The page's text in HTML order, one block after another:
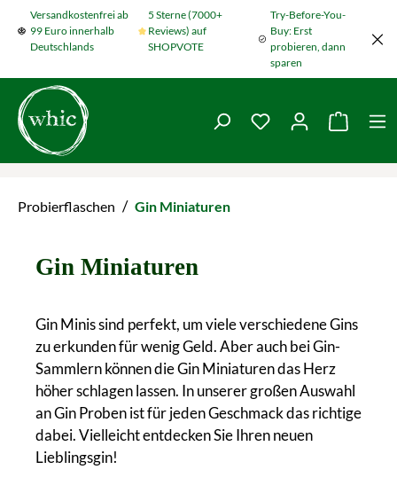
Zum Hauptinhalt springen
Versandkostenfrei ab
99 Euro innerhalb
Deutschlands
5 Sterne (7000+
Reviews) auf
SHOPVOTE
Try-Before-You-
Buy: Erst
probieren, dann
sparen
Du hast 0
Probierflaschen / Gin Miniaturen
Gin Miniaturen
Gin Minis sind perfekt, um viele verschiedene Gins
zu erkunden für wenig Geld. Aber auch bei Gin-
Sammlern können die Gin Miniaturen das Herz
höher schlagen lassen. In unserer großen Auswahl
an Gin Proben ist für jeden Geschmack das richtige
dabei. Vielleicht entdecken Sie Ihren neuen
Lieblingsgin!